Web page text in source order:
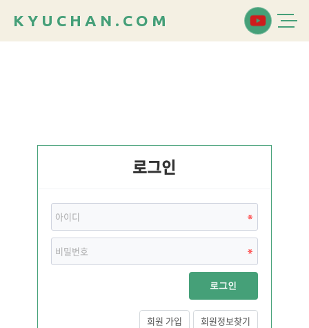
K Y U C H A N . C O M
로그인
로그인
회원 가입 회원정보찾기